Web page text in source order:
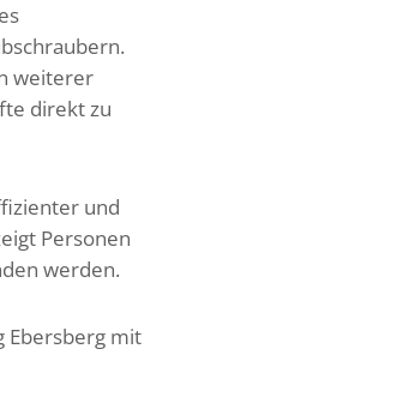
weiterer
direkt zu
und
Personen
werden.
Ebersberg mit